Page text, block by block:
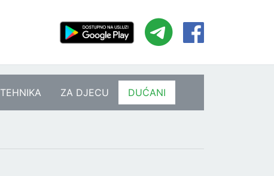
TEHNIKA ZA DJECU DUĆANI